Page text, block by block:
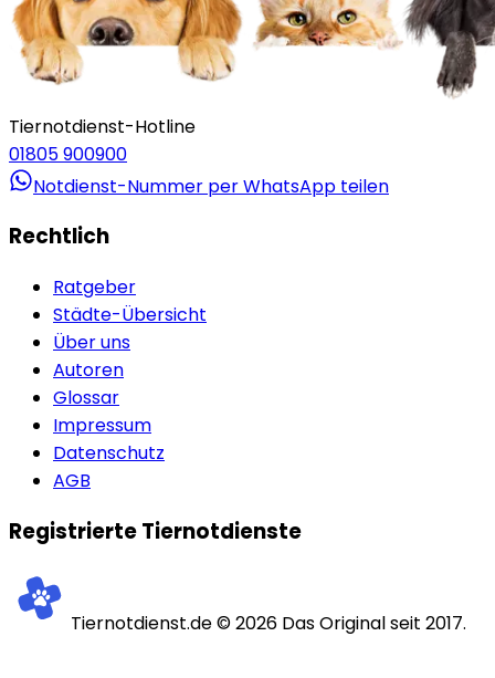
Tiernotdienst-Hotline
01805 900900
Notdienst-Nummer per WhatsApp teilen
Rechtlich
Ratgeber
Städte-Übersicht
Über uns
Autoren
Glossar
Impressum
Datenschutz
AGB
Registrierte Tiernotdienste
Tiernotdienst.de ©2026 Das Original seit 2017.